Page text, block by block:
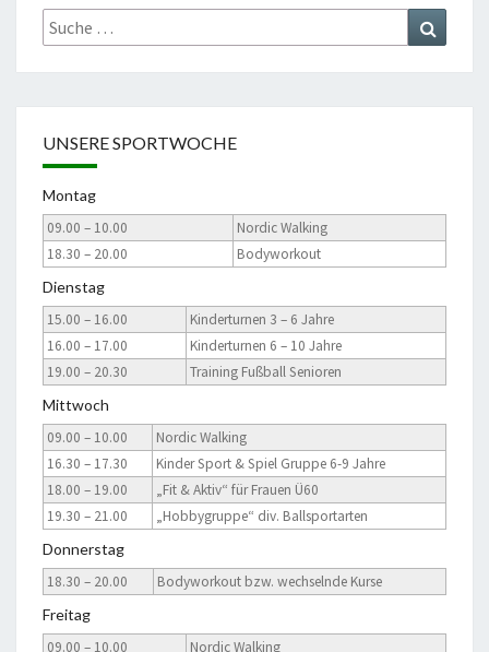
Suche
nach:
UNSERE SPORTWOCHE
Montag
09.00 – 10.00
Nordic Walking
18.30 – 20.00
Bodyworkout
Dienstag
15.00 – 16.00
Kinderturnen 3 – 6 Jahre
16.00 – 17.00
Kinderturnen 6 – 10 Jahre
19.00 – 20.30
Training Fußball Senioren
Mittwoch
09.00 – 10.00
Nordic Walking
16.30 – 17.30
Kinder Sport & Spiel Gruppe 6-9 Jahre
18.00 – 19.00
„Fit & Aktiv“ für Frauen Ü60
19.30 – 21.00
„Hobbygruppe“ div. Ballsportarten
Donnerstag
18.30 – 20.00
Bodyworkout bzw. wechselnde Kurse
Freitag
09.00 – 10.00
Nordic Walking